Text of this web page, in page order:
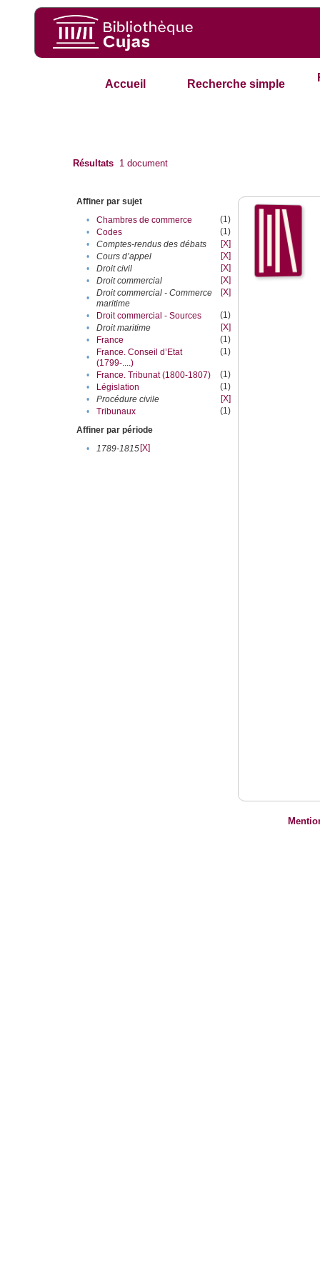
Accueil Recherche simple
Résultats 1 document
Affiner par sujet
•
Chambres de commerce
(1)
•
Codes
(1)
•
Comptes-rendus des débats
[X]
•
Cours d’appel
[X]
•
Droit civil
[X]
•
Droit commercial
[X]
•
Droit commercial - Commerce
maritime
[X]
• Droit commercial - Sources
(1)
•
Droit maritime
[X]
•
France
(1)
•
France. Conseil d’Etat
(1799-....)
(1)
• France. Tribunat (1800-1807)
(1)
•
Législation
(1)
•
Procédure civile
[X]
•
Tribunaux
(1)
Affiner par période
•
1789-1815[X]